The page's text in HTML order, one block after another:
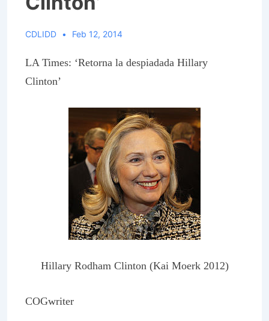
CDLIDD Feb 12, 2014
LA Times: ‘Retorna la despiadada Hillary
Clinton’
Hillary Rodham Clinton (Kai Moerk 2012)
COGwriter